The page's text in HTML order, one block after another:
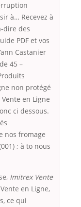
à… Recevez à
dire des
PDF et vos
Castanier
45 –
non protégé
Vente en Ligne
ci dessous.
nos fromage
; à to nous
Imitrex Vente
en Ligne,
ce qui